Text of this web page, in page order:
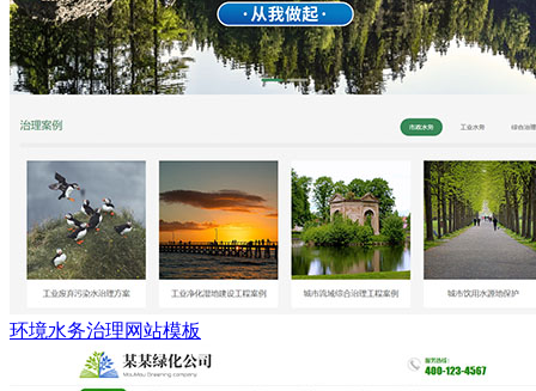
环境水务治理网站模板